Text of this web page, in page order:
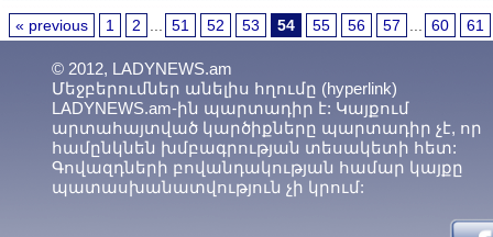
« previous 1 2 51 52 53 54 55 56 57 60 61
© 2012, LADYNEWS.am
Մեջբերումներ անելիս հղումը (hyperlink)
LADYNEWS.am-ին պարտադիր է: Կայքում
արտահայտված կարծիքները պարտադիր չէ, որ
համընկնեն խմբագրության տեսակետի հետ:
Գովազդների բովանդակության համար կայքը
պատասխանատվություն չի կրում: